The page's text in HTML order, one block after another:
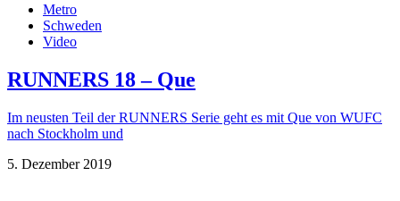
Metro
Schweden
Video
RUNNERS 18 – Que
Im neusten Teil der RUNNERS Serie geht es mit Que von WUFC
nach Stockholm und
5. Dezember 2019